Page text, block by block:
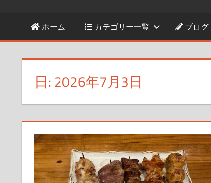
ホーム カテゴリー一覧 ブログ
日: 2026年7月3日